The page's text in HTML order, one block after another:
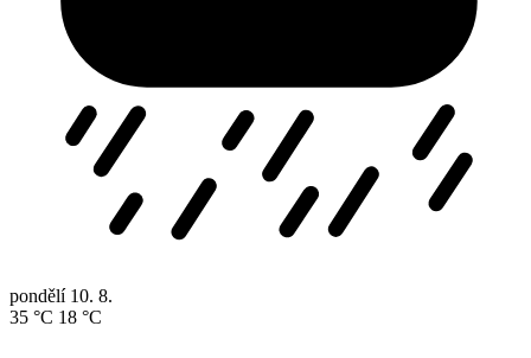
pondělí 10. 8.
35 °C 18 °C